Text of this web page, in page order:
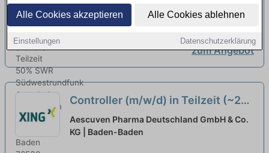
Alle Cookies akzeptieren Alle Cookies ablehnen
Einstellungen Datenschutzerklärung
Einkäuferin (w/m/d) in Teilzeit 50%
neu
SWR Südwestrundfunk Anstalt des
öffentlichen Rechts | Baden-Baden
zum Angebot
Controller (m/w/d) in Teilzeit (~20
Std./Woche) neu
Aescuven Pharma Deutschland GmbH & Co.
KG | Baden-Baden